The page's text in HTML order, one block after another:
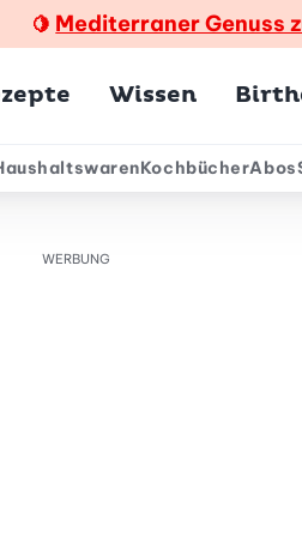
🍋 Mediterraner Genuss
Wissen
KochbücherAbos
WERBUNG